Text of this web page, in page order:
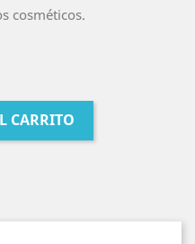
cosméticos.
CARRITO